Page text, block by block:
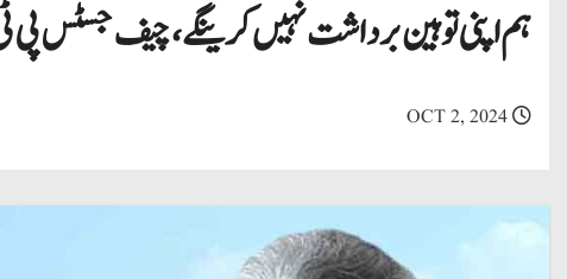
ہم اپنی توہین برداشت نہیں کرینگے، چیف جسٹس پی